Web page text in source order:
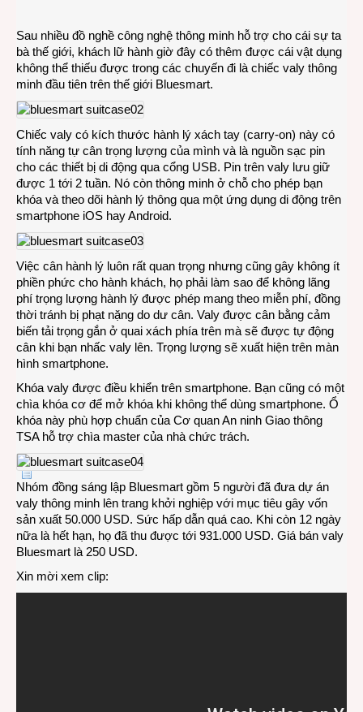
tự
cân
Sau nhiều đồ nghề công nghệ thông minh hỗ trợ cho cái sự ta
bà thế giới, khách lữ hành giờ đây có thêm được cái vật dụng
không thể thiếu được trong các chuyến đi là chiếc valy thông
minh đầu tiên trên thế giới Bluesmart.
Chiếc valy có kích thước hành lý xách tay (carry-on) này có
tính năng tự cân trọng lượng của mình và là nguồn sạc pin
cho các thiết bị di động qua cổng USB. Pin trên valy lưu giữ
được 1 tới 2 tuần. Nó còn thông minh ở chỗ cho phép bạn
khóa và theo dõi hành lý thông qua một ứng dụng di động trên
smartphone iOS hay Android.
Việc cân hành lý luôn rất quan trọng nhưng cũng gây không ít
phiền phức cho hành khách, họ phải làm sao để không lãng
phí trọng lượng hành lý được phép mang theo miễn phí, đồng
thời tránh bị phạt nặng do dư cân. Valy được cân bằng cảm
biến tải trọng gắn ở quai xách phía trên mà sẽ được tự động
cân khi bạn nhấc valy lên. Trọng lượng sẽ xuất hiện trên màn
hình smartphone.
Khóa valy được điều khiển trên smartphone. Bạn cũng có một
chìa khóa cơ để mở khóa khi không thể dùng smartphone. Ổ
khóa này phù hợp chuẩn của Cơ quan An ninh Giao thông
TSA hỗ trợ chìa master của nhà chức trách.
Nhóm đồng sáng lập Bluesmart gồm 5 người đã đưa dự án
valy thông minh lên trang khởi nghiệp với mục tiêu gây vốn
sản xuất 50.000 USD. Sức hấp dẫn quá cao. Khi còn 12 ngày
nữa là hết hạn, họ đã thu được tới 931.000 USD. Giá bán valy
Bluesmart là 250 USD.
Xin mời xem clip: